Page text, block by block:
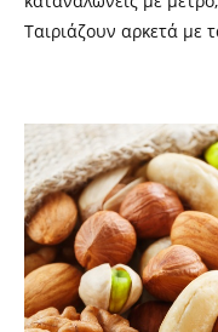
Ταιριάζουν αρκετά με